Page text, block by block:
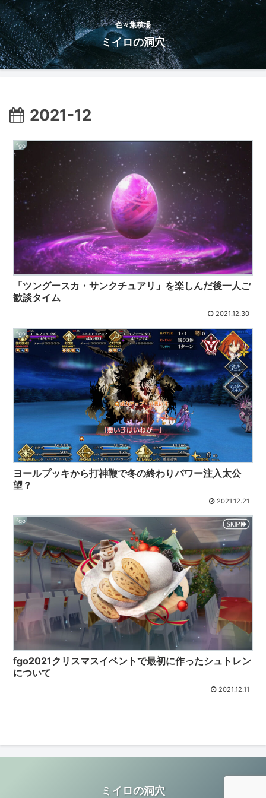
色々集積場
ミイロの洞穴
2021-12
fgo
「ツングースカ・サンクチュアリ」を楽しんだ後一人ご
歓談タイム
2021.12.30
fgo
ヨールプッキから打神鞭で冬の終わりパワー注入太公
望？
2021.12.21
fgo
fgo2021クリスマスイベントで最初に作ったシュトレン
について
2021.12.11
ミイロの洞穴